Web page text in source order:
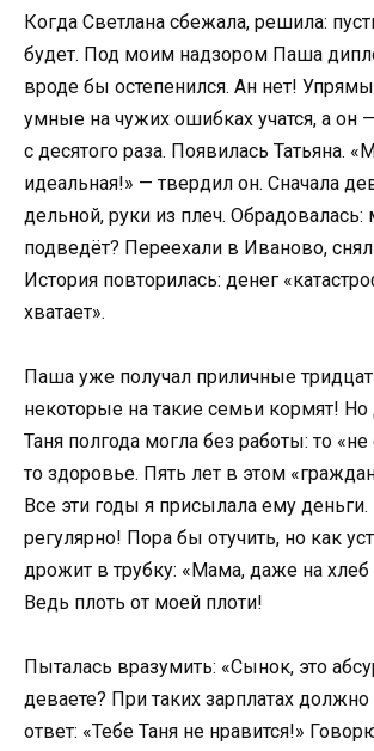
Когда Светлана сбежала, решила:
будет. Под моим надзором Паша
вроде бы остепенился. Ан нет!
умные на чужих ошибках учатся, а он
с десятого раза. Появилась Татьяна.
идеальная!» — твердил он. Сначала
дельной, руки из плеч. Обрадовалась:
подведёт? Переехали в Иваново,
История повторилась: денег
хватает».
Паша уже получал приличные
некоторые на такие семьи кормят!
Таня полгода могла без работы: то
то здоровье. Пять лет в этом
Все эти годы я присылала ему
регулярно! Пора бы отучить, но как
дрожит в трубку: «Мама, даже на хлеб
Ведь плоть от моей плоти!
Пыталась вразумить: «Сынок, это
деваете? При таких зарплатах должно
ответ: «Тебе Таня не нравится!»